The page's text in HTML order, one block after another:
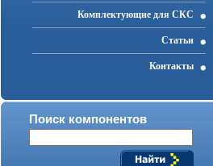
Комплектующие для СКС
Статьи
Контакты
Поиск компонентов